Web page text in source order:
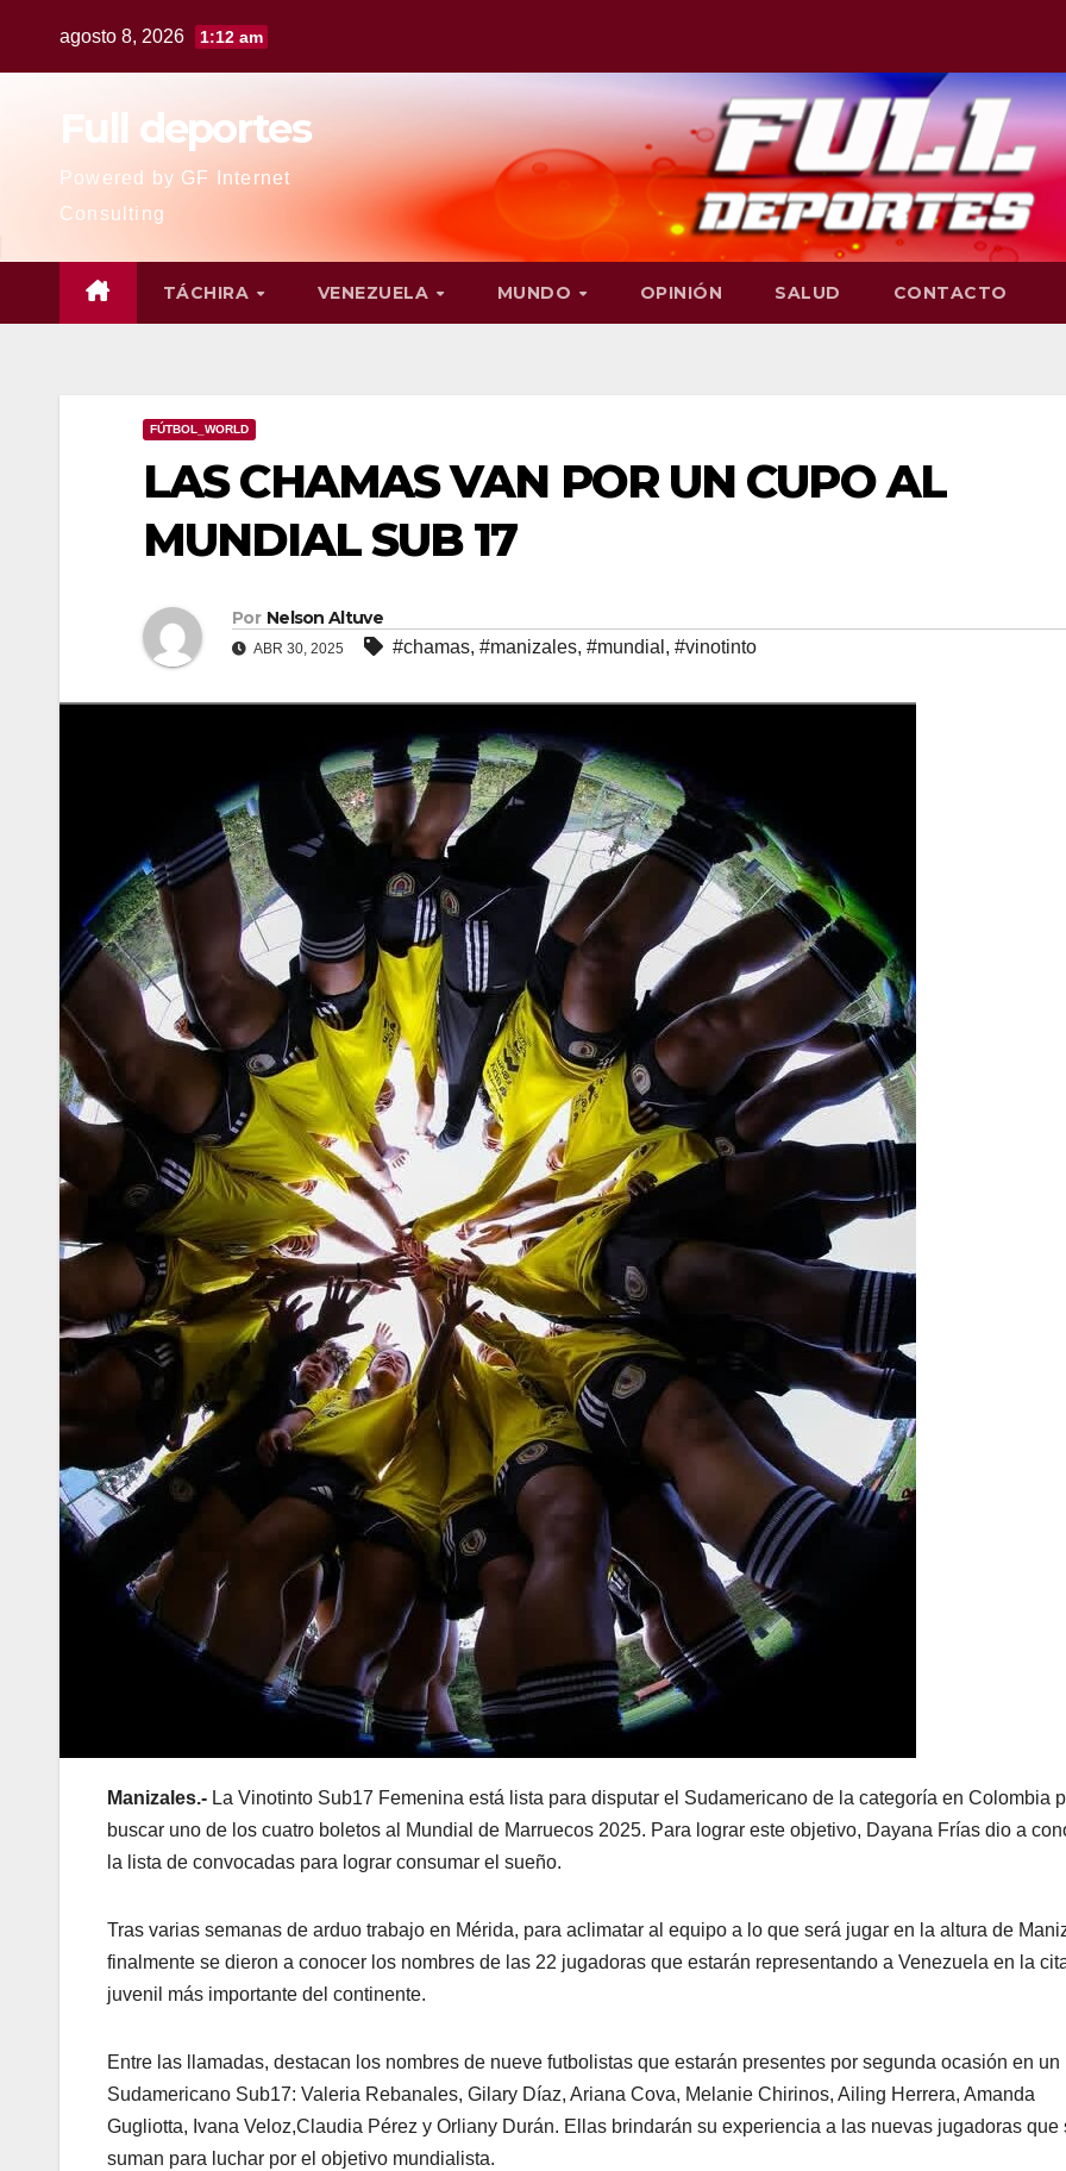
agosto 8, 2026 1:12 am
Full deportes
Powered by GF Internet
Consulting
TÁCHIRA VENEZUELA MUNDO OPINIÓN SALUD CONTACTO
FÚTBOL_WORLD
LAS CHAMAS VAN POR UN CUPO AL
MUNDIAL SUB 17
Por Nelson Altuve
ABR 30, 2025 #chamas, #manizales, #mundial , #vinotinto
Manizales.- La Vinotinto Sub17 Femenina está lista para disputar el Sudamericano de la categoría en Colombia
buscar uno de los cuatro boletos al Mundial de Marruecos 2025. Para lograr este objetivo, Dayana Frías dio a
la lista de convocadas para lograr consumar el sueño.
Tras varias semanas de arduo trabajo en Mérida, para aclimatar al equipo a lo que será jugar en la altura de
finalmente se dieron a conocer los nombres de las 22 jugadoras que estarán representando a Venezuela en la
juvenil más importante del continente.
Entre las llamadas, destacan los nombres de nueve futbolistas que estarán presentes por segunda ocasión en un
Sudamericano Sub17: Valeria Rebanales, Gilary Díaz, Ariana Cova, Melanie Chirinos, Ailing Herrera, Amanda
Gugliotta, Ivana Veloz,Claudia Pérez y Orliany Durán. Ellas brindarán su experiencia a las nuevas jugadoras que
suman para luchar por el objetivo mundialista.